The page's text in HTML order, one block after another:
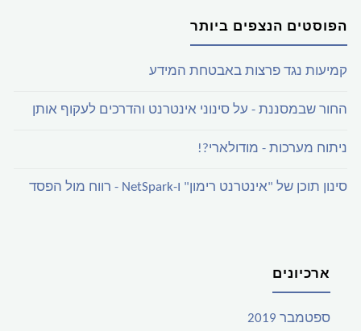
הפוסטים הנצפים ביותר
קמיעות נגד פרצות באבטחת המידע
החור שבמסננת - על סינוני אינטרנט והדרכים לעקוף אותן
ניתוח מערכות - מודולארי?!
סינון תוכן של "אינטרנט רימון" ו-NetSpark - רווח מול הפסד
ארכיונים
ספטמבר 2019